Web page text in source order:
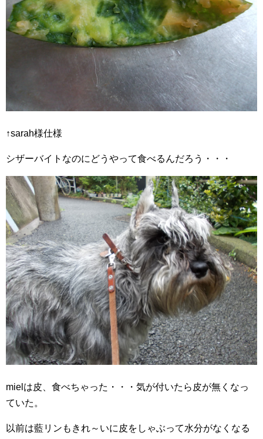
↑sarah様仕様
シザーバイトなのにどうやって食べるんだろう・・・
mielは皮、食べちゃった・・・気が付いたら皮が無くなっ
ていた。
以前は藍リンもきれ～いに皮をしゃぶって水分がなくなる